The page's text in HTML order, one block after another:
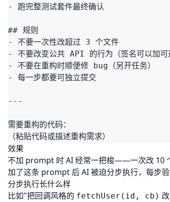
- 跑完整测试套件最终确认
## 规则
- 不要一次性改超过 3 个文件
- 不要改变公共 API 的行为（签名可以加可
- 不要在重构时顺便修 bug（另开任务）
- 每一步都要可独立提交
---
需要重构的代码：
效果
不加 prompt 时 AI 经常一把梭——一次改 10
加了这条 prompt 后 AI 被迫分步执行，每步
分步执行长什么样
比如"把回调风格的 fetchUser(id, cb)